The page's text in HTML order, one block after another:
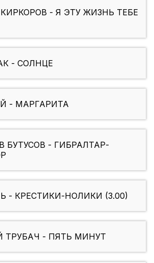
- Я ЭТУ ЖИЗНЬ ТЕБЕ
- СОЛНЦЕ
- МАРГАРИТА
БУТУСОВ - ГИБРАЛТАР-
- КРЕСТИКИ-НОЛИКИ (3.00)
ТРУБАЧ - ПЯТЬ МИНУТ